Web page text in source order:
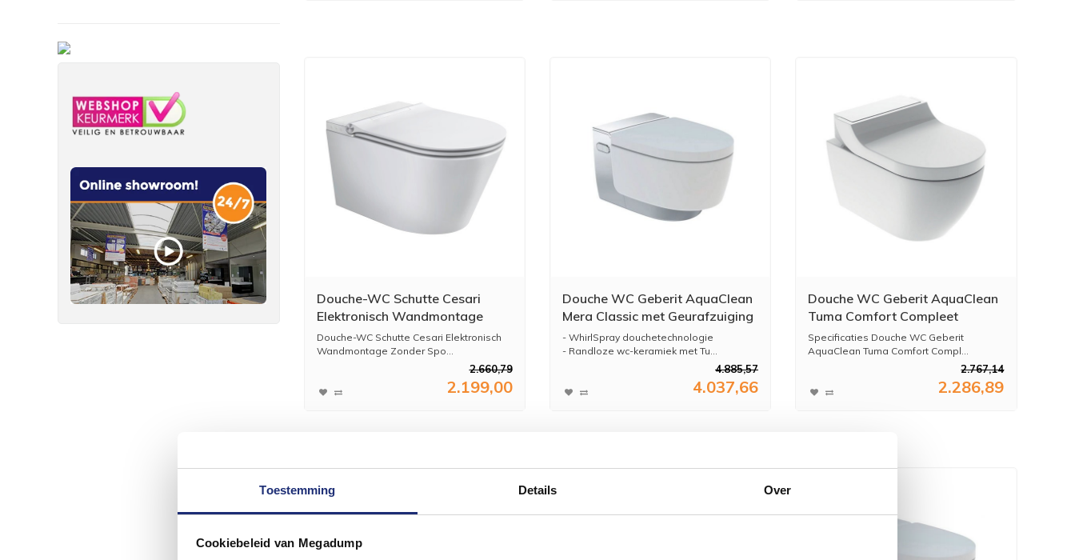
Toestemming Details Over
Cookiebeleid van Megadump
Douche-WC Schutte Cesari
Elektronisch Wandmontage
Zonder Spoelrand met Slim WC-
Zitting
Douche-WC Schutte Cesari Elektronisch
Wandmontage Zonder Spo...
2.660,79
2.199,00
Douche WC Geberit AquaClean
Mera Classic met Geurafzuiging
Warme Luchtdroging en
Ladydouche met Softclose en
- WhirlSpray douchetechnologie
- Randloze wc-keramiek met Tu...
4.885,57
4.037,66
Douche WC Geberit AquaClean
Tuma Comfort Compleet
Rimfree Wit
Specificaties Douche WC Geberit
AquaClean Tuma Comfort Compl...
2.767,14
2.286,89